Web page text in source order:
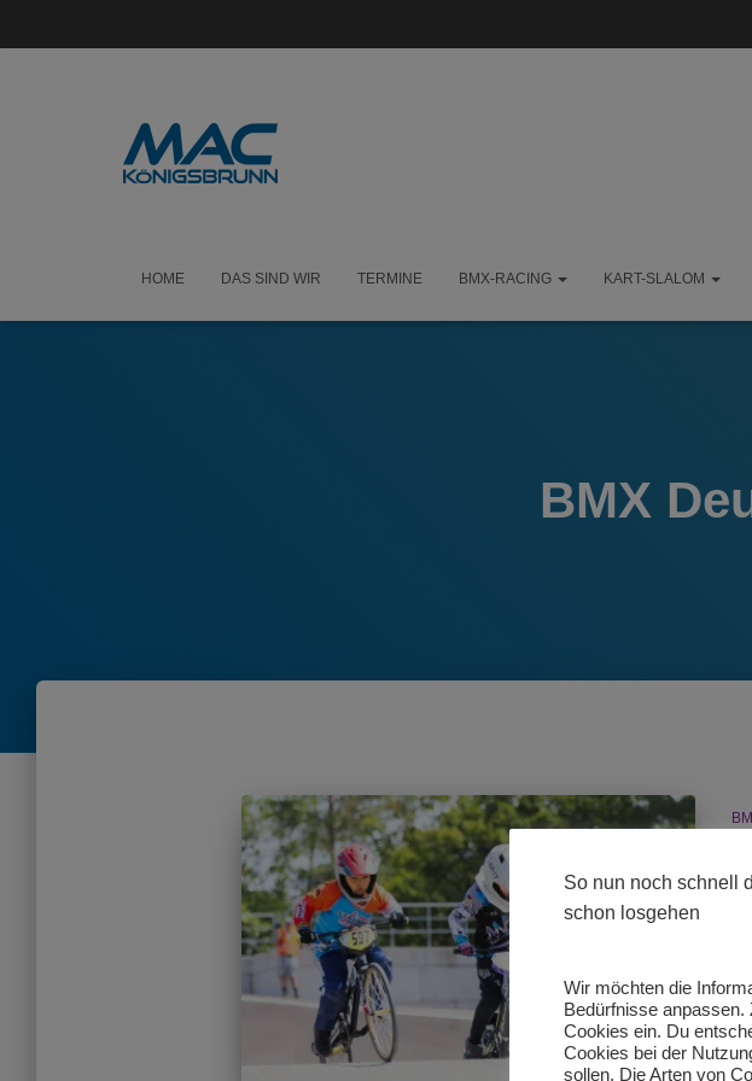
HOME DAS SIND WIR TERMINE BMX-RACING KART-SLALOM
BMX
So nun noch schnell
schon losgehen
Wir möchten die
Bedürfnisse
Cookies ein. Du
Cookies bei der
sollen. Die Arten von